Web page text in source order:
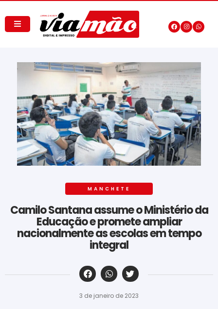
MANCHETE
Camilo Santana assume o Ministério da
Educação e promete ampliar
nacionalmente as escolas em tempo
integral
‎ ‎ ‎ ‎ ‎ ‎ ‎ ‎ ‎ ‎ ‎ ‎ ‎ ‎ ‎ ‎ ‎ ‎ ‎ ‎ ‎ ‎ ‎ ‎ ‎ ‎ ‎ ‎ ‎ ‎ ‎
3 de janeiro de 2023